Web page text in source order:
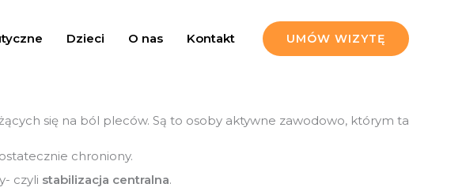
Dzieci O nas Kontakt UMÓW WIZYTĘ
się na ból pleców. Są to osoby aktywne zawodowo, którym ta
chroniony.
czyli stabilizacja centralna.